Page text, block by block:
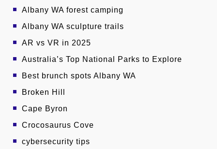
Albany WA forest camping
Albany WA sculpture trails
AR vs VR in 2025
Australia’s Top National Parks to Explore
Best brunch spots Albany WA
Broken Hill
Cape Byron
Crocosaurus Cove
cybersecurity tips